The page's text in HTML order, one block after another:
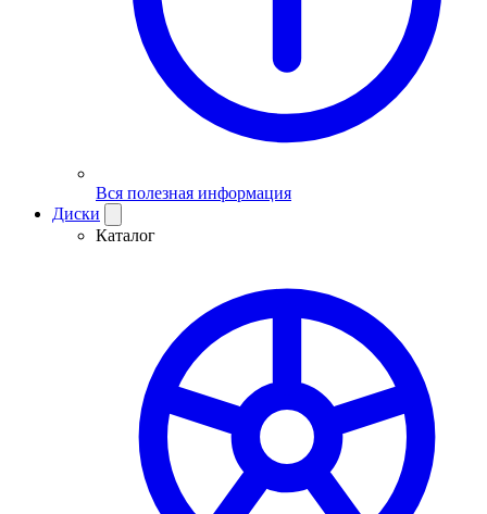
Вся полезная информация
Диски
Каталог